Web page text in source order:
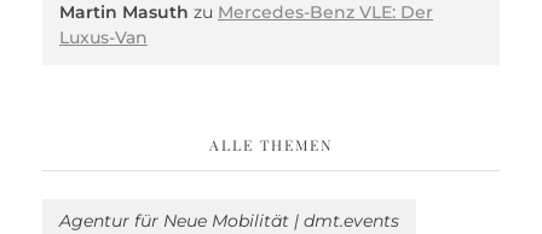
Martin Masuth zu Mercedes-Benz VLE: Der
Luxus-Van
ALLE THEMEN
Agentur für Neue Mobilität | dmt.events